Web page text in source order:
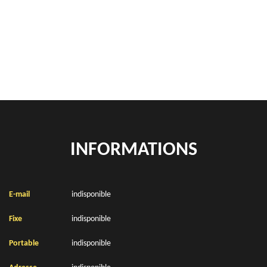
INFORMATIONS
E-mail indisponible
Fixe indisponible
Portable indisponible